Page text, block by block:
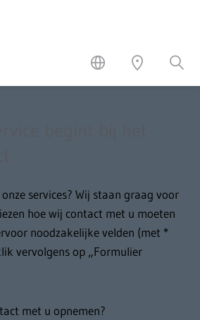
services? Wij staan graag voor
hoe wij contact met u moeten
noodzakelijke velden (met *
vervolgens op „Formulier
met u opnemen?